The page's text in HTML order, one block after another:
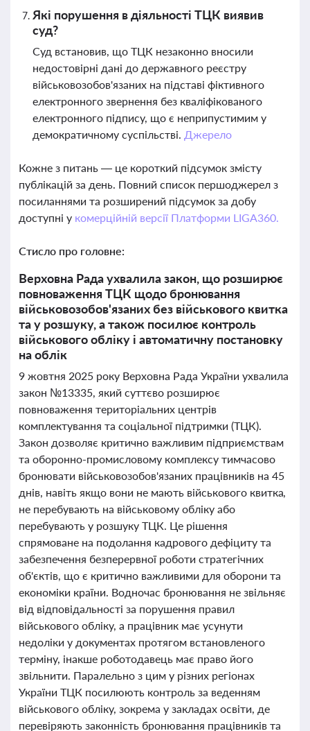
Які порушення в діяльності ТЦК виявив
суд?
Суд встановив, що ТЦК незаконно вносили
недостовірні дані до державного реєстру
військовозобов'язаних на підставі фіктивного
електронного звернення без кваліфікованого
електронного підпису, що є неприпустимим у
демократичному суспільстві. Джерело
Кожне з питань — це короткий підсумок змісту
публікацій за день. Повний список першоджерел з
посиланнями та розширений підсумок за добу
доступні у комерційній версії Платформи LIGA360.
Стисло про головне:
Верховна Рада ухвалила закон, що розширює
повноваження ТЦК щодо бронювання
військовозобов'язаних без військового квитка
та у розшуку, а також посилює контроль
військового обліку і автоматичну постановку
на облік
9 жовтня 2025 року Верховна Рада України ухвалила
закон №13335, який суттєво розширює
повноваження територіальних центрів
комплектування та соціальної підтримки (ТЦК).
Закон дозволяє критично важливим підприємствам
та оборонно-промисловому комплексу тимчасово
бронювати військовозобов'язаних працівників на 45
днів, навіть якщо вони не мають військового квитка,
не перебувають на військовому обліку або
перебувають у розшуку ТЦК. Це рішення
спрямоване на подолання кадрового дефіциту та
забезпечення безперервної роботи стратегічних
об'єктів, що є критично важливими для оборони та
економіки країни. Водночас бронювання не звільняє
від відповідальності за порушення правил
військового обліку, а працівник має усунути
недоліки у документах протягом встановленого
терміну, інакше роботодавець має право його
звільнити. Паралельно з цим у різних регіонах
України ТЦК посилюють контроль за веденням
військового обліку, зокрема у закладах освіти, де
перевіряють законність бронювання працівників та